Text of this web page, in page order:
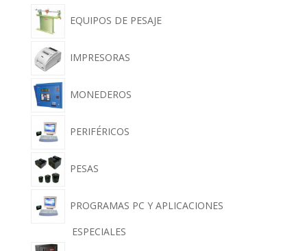
EQUIPOS DE PESAJE
IMPRESORAS
MONEDEROS
PERIFÉRICOS
PESAS
PROGRAMAS PC Y APLICACIONES
ESPECIALES